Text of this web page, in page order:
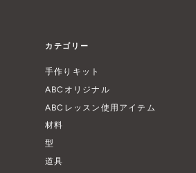
カテゴリー
手作りキット
ABCオリジナル
ABCレッスン使用アイテム
材料
型
道具